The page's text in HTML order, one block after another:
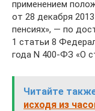
применением
от 28 декабря
пенсиях», — по
1 статьи 8
года N 400-ФЗ «О
Читайте
исходя из